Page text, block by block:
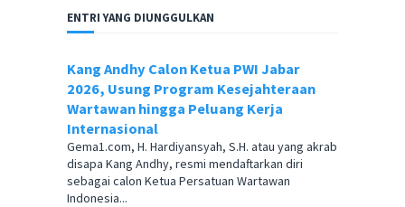
ENTRI YANG DIUNGGULKAN
Kang Andhy Calon Ketua PWI Jabar
2026, Usung Program Kesejahteraan
Wartawan hingga Peluang Kerja
Internasional
Gema1.com, H. Hardiyansyah, S.H. atau yang akrab
disapa Kang Andhy, resmi mendaftarkan diri
sebagai calon Ketua Persatuan Wartawan
Indonesia...